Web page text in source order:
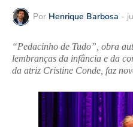
Por Henrique Barbosa -
“Pedacinho de Tudo”, obra
lembranças da infância e da
da atriz Cristine Conde, faz